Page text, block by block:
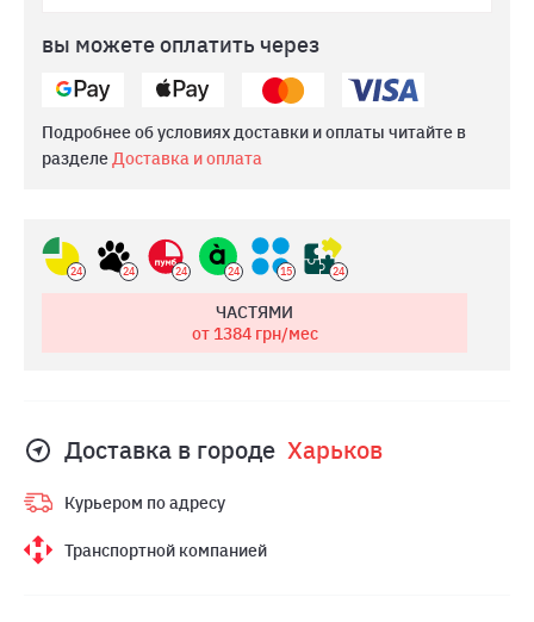
вы можете оплатить через
Подробнее об условиях доставки и оплаты читайте в
разделеДоставка и оплата
24 24 24 24 15 24
ЧАСТЯМИ
от 1384грн/мес
Доставка в городе Харьков
Курьером по адресу
Транспортной компанией